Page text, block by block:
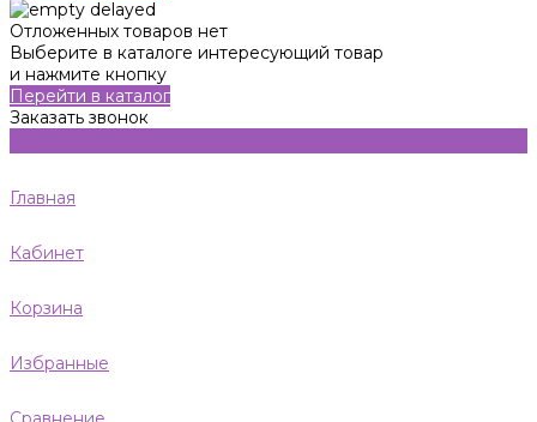
Отложенных товаров нет
Выберите в каталоге интересующий товар
и нажмите кнопку
Перейти в каталог
Заказать звонок
Главная
Кабинет
Корзина
Избранные